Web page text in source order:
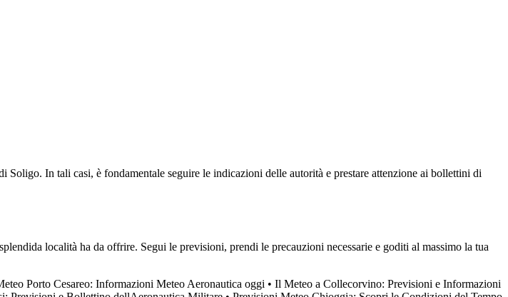
In tali casi, è fondamentale seguire le indicazioni delle autorità e prestare attenzione ai bollettini di
località ha da offrire. Segui le previsioni, prendi le precauzioni necessarie e goditi al massimo la tua
Porto Cesareo: Informazioni Meteo Aeronautica oggi • Il Meteo a Collecorvino: Previsioni e Informazioni